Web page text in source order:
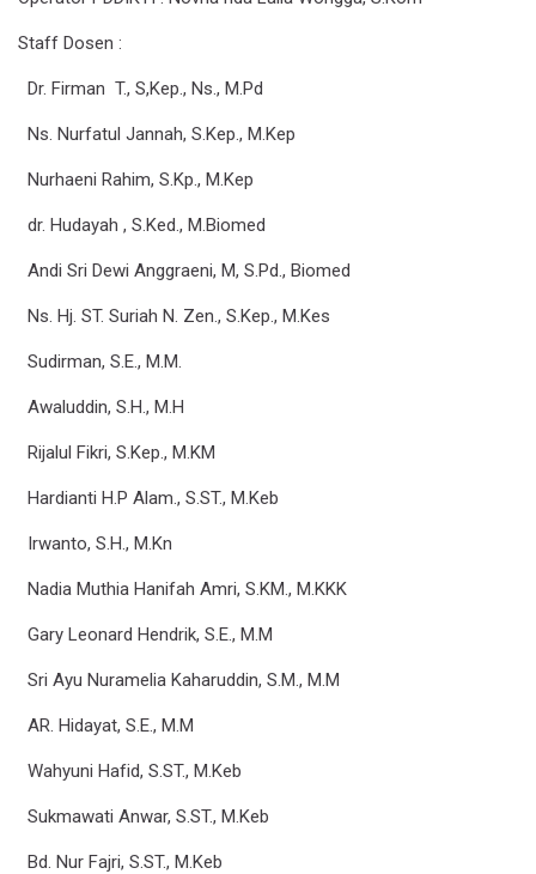
Staff Dosen :
Dr. Firman T., S,Kep., Ns., M.Pd
Ns. Nurfatul Jannah, S.Kep., M.Kep
Nurhaeni Rahim, S.Kp., M.Kep
dr. Hudayah , S.Ked., M.Biomed
Andi Sri Dewi Anggraeni, M, S.Pd., Biomed
Ns. Hj. ST. Suriah N. Zen., S.Kep., M.Kes
Sudirman, S.E., M.M.
Awaluddin, S.H., M.H
Rijalul Fikri, S.Kep., M.KM
Hardianti H.P Alam., S.ST., M.Keb
Irwanto, S.H., M.Kn
Nadia Muthia Hanifah Amri, S.KM., M.KKK
Gary Leonard Hendrik, S.E., M.M
Sri Ayu Nuramelia Kaharuddin, S.M., M.M
AR. Hidayat, S.E., M.M
Wahyuni Hafid, S.ST., M.Keb
Sukmawati Anwar, S.ST., M.Keb
Bd. Nur Fajri, S.ST., M.Keb